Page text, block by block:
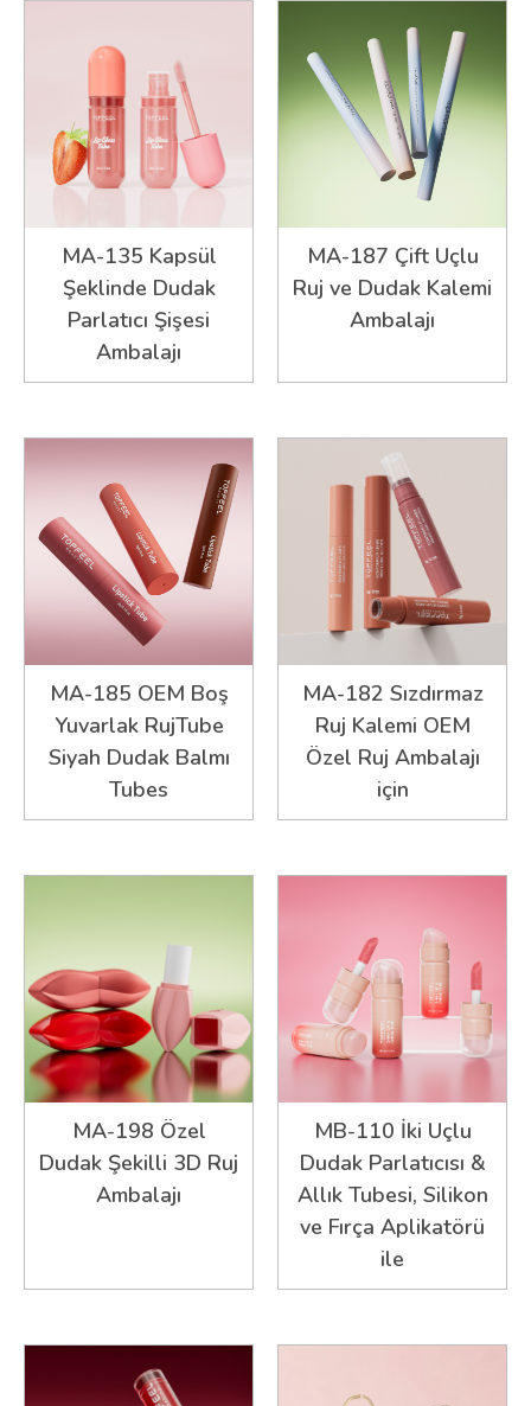
MA-135 Kapsül
Şeklinde Dudak
Parlatıcı Şişesi
Ambalajı
MA-187 Çift Uçlu
Ruj ve Dudak Kalemi
Ambalajı
MA-185 OEM Boş
Yuvarlak RujTube
Siyah Dudak Balmı
Tubes
MA-182 Sızdırmaz
Ruj Kalemi OEM
Özel Ruj Ambalajı
için
MA-198 Özel
Dudak Şekilli 3D Ruj
Ambalajı
MB-110 İki Uçlu
Dudak Parlatıcısı &
Allık Tubesi, Silikon
ve Fırça Aplikatörü
ile